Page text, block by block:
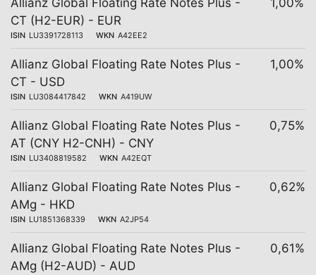
Allianz Global Floating Rate Notes Plus -
CT (H2-EUR) - EUR
ISIN LU3391728113 WKN A42EE2
1,00%
Allianz Global Floating Rate Notes Plus -
CT - USD
ISIN LU3084417842 WKN A419UW
1,00%
Allianz Global Floating Rate Notes Plus -
AT (CNY H2-CNH) - CNY
ISIN LU3408819582 WKN A42EQT
0,75%
Allianz Global Floating Rate Notes Plus -
AMg - HKD
ISIN LU1851368339 WKN A2JP54
0,62%
Allianz Global Floating Rate Notes Plus -
AMg (H2-AUD) - AUD
0,61%